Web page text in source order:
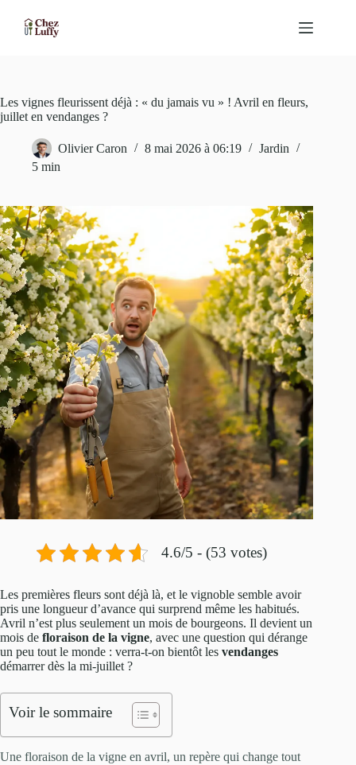
contenu
Les vignes fleurissent déjà : « du jamais vu » ! Avril en fleurs,
juillet en vendanges ?
Olivier Caron 8 mai 2026 à 06:19
Jardin
5 min
4.6/5 - (53 votes)
Les premières fleurs sont déjà là, et le vignoble semble avoir
pris une longueur d’avance qui surprend même les habitués.
Avril n’est plus seulement un mois de bourgeons. Il devient un
mois de floraison de la vigne, avec une question qui dérange
un peu tout le monde : verra-t-on bientôt les vendanges
démarrer dès la mi-juillet ?
Voir le sommaire
Une floraison de la vigne en avril, un repère qui change tout